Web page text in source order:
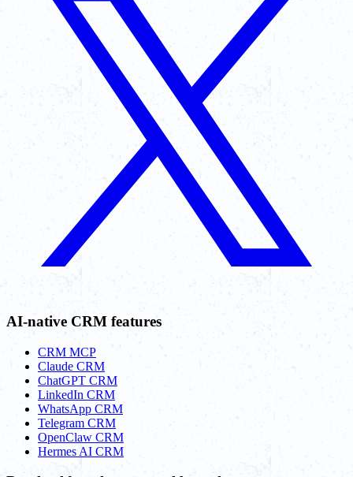
AI-native CRM features
CRM MCP
Claude CRM
ChatGPT CRM
LinkedIn CRM
WhatsApp CRM
Telegram CRM
OpenClaw CRM
Hermes AI CRM